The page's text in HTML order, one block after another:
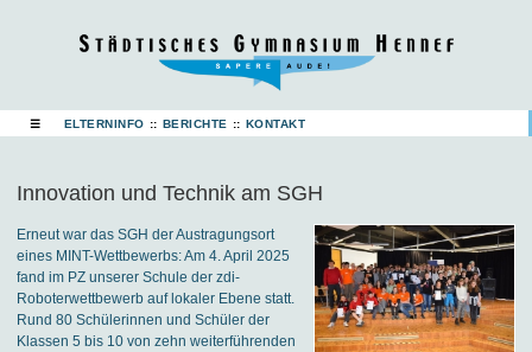
☰ ELTERNINFO :: BERICHTE :: KONTAKT
Innovation und Technik am SGH
Erneut war das SGH der Austragungsort
eines MINT-Wettbewerbs: Am 4. April 2025
fand im PZ unserer Schule der zdi-
Roboterwettbewerb auf lokaler Ebene statt.
Rund 80 Schülerinnen und Schüler der
Klassen 5 bis 10 von zehn weiterführenden